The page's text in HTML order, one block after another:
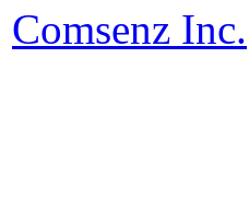
Comsenz Inc.